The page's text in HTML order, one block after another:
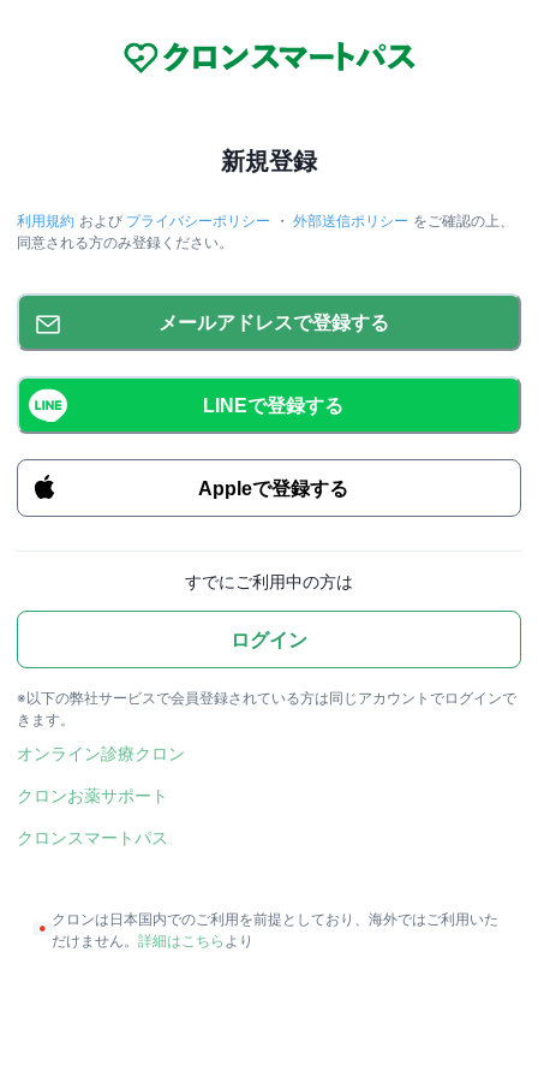
新規登録
利用規約 および プライバシーポリシー ・ 外部送信ポリシー をご確認の上、
同意される方のみ登録ください。
メールアドレスで登録する
LINEで登録する
Appleで登録する
すでにご利用中の方は
ログイン
※以下の弊社サービスで会員登録されている方は同じアカウントでログインで
きます。
オンライン診療クロン
クロンお薬サポート
クロンスマートパス
クロンは日本国内でのご利用を前提としており、海外ではご利用いた
だけません。 詳細はこちら より